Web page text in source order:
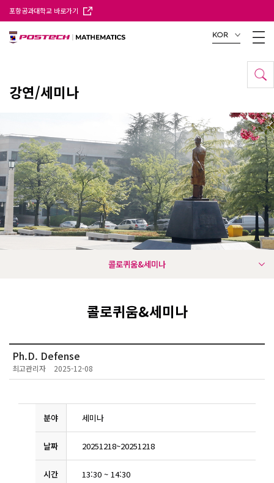
포항공과대학교 바로가기
KOR
강연/세미나
콜로퀴움&세미나
콜로퀴움&세미나
Ph.D. Defense
최고관리자 2025-12-08
분야 세미나
날짜 20251218~20251218
시간 13:30 ~ 14:30